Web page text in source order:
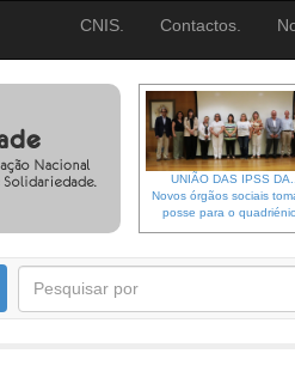
CNIS. Contactos.
UNIÃO DAS IPSS DA...
Novos órgãos sociais
posse para o